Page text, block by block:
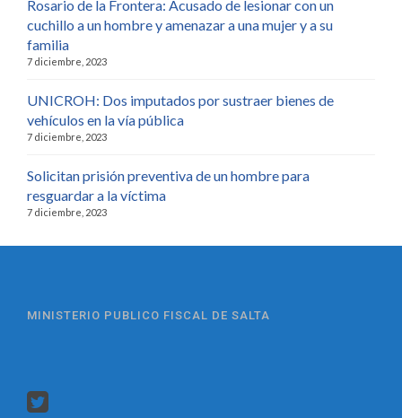
Rosario de la Frontera: Acusado de lesionar con un
cuchillo a un hombre y amenazar a una mujer y a su
familia
7 diciembre, 2023
UNICROH: Dos imputados por sustraer bienes de
vehículos en la vía pública
7 diciembre, 2023
Solicitan prisión preventiva de un hombre para
resguardar a la víctima
7 diciembre, 2023
MINISTERIO PUBLICO FISCAL DE SALTA